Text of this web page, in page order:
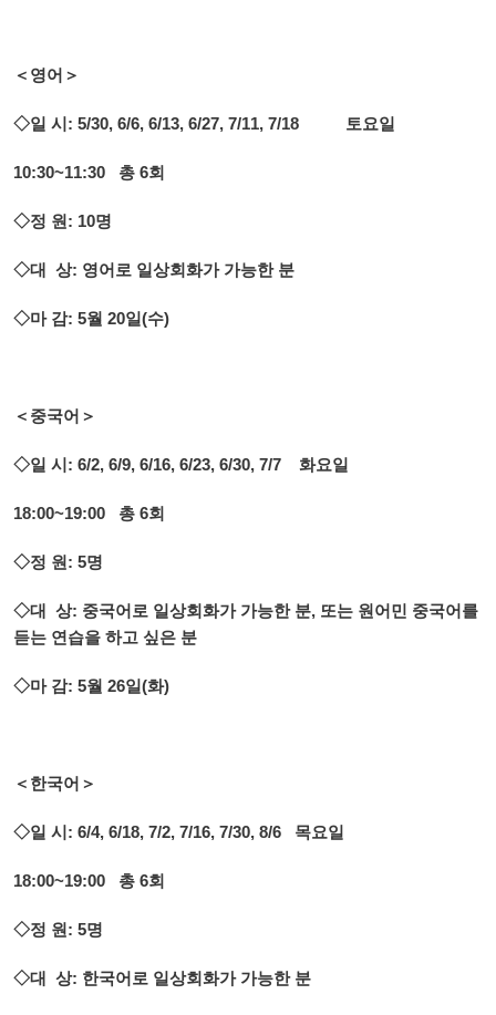
＜영어＞
◇일 시: 5/30, 6/6, 6/13, 6/27, 7/11, 7/18 토요일
10:30~11:30 총 6회
◇정 원: 10명
◇대 상: 영어로 일상회화가 가능한 분
◇마 감: 5월 20일(수)
＜중국어＞
◇일 시: 6/2, 6/9, 6/16, 6/23, 6/30, 7/7 화요일
18:00~19:00 총 6회
◇정 원: 5명
◇대 상: 중국어로 일상회화가 가능한 분, 또는 원어민 중국어를
듣는 연습을 하고 싶은 분
◇마 감: 5월 26일(화)
＜한국어＞
◇일 시: 6/4, 6/18, 7/2, 7/16, 7/30, 8/6 목요일
18:00~19:00 총 6회
◇정 원: 5명
◇대 상: 한국어로 일상회화가 가능한 분